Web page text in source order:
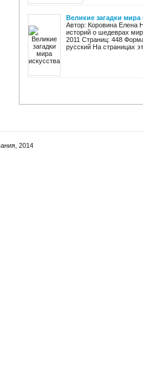
Великие загадки мира
Автор: Коровина Елена
историй о шедеврах
2011 Страниц: 448
русский На страницах
2014